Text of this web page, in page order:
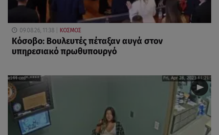
09.08.26, 11:38 ΚΟΣΜΟΣ
Κόσοβο: Βουλευτές πέταξαν αυγά στον
υπηρεσιακό πρωθυπουργό